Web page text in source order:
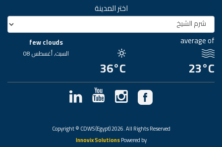
اختر المدينة
average of
23°C
36°C
few clouds
السبت, أغسطس 08
Copyright © CDWS (Egypt) 2026. All Rights Reserved
Powered by
Innovix Solutions